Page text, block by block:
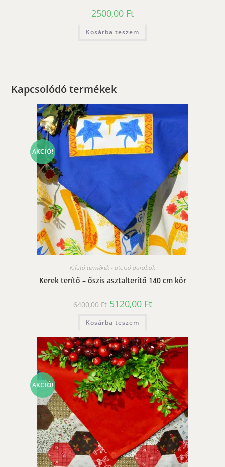
2500,00 Ft
Kosárba teszem
Kapcsolódó termékek
AKCIÓ!
Kifutó termékek - utolsó darabok
Kerek terítő – őszis asztalterítő 140 cm kör
6400,00Ft Original
price
6400,00 Ft.
5120,00 FtCurrent
price
Kosárba teszem
AKCIÓ!